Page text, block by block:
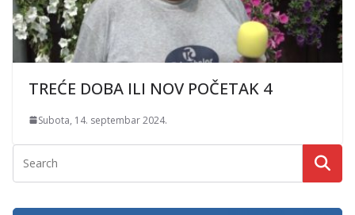
TREĆE DOBA ILI NOV POČETAK 4
Subota, 14. septembar 2024.